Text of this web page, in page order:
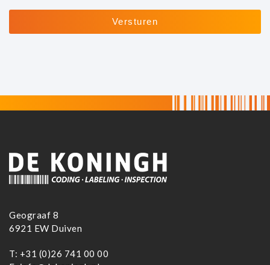
Geograaf 8
6921 EW Duiven
T: +31 (0)26 741 00 00